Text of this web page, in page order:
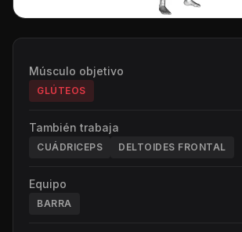
Músculo objetivo
GLÚTEOS
También trabaja
CUÁDRICEPS DELTOIDES FRONTAL
Equipo
BARRA